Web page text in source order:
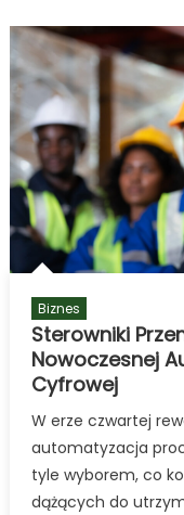
rolę
w
stali
Biznes
Sterowniki
Nowoczesnej
Cyfrowej
W erze czwartej
automatyzacja
tyle wyborem, co
dążących do